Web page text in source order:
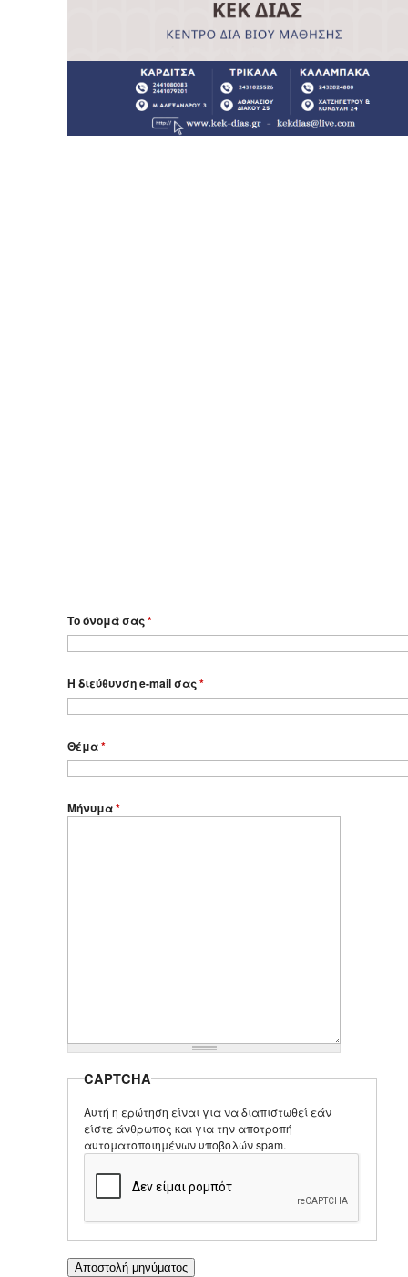
Το όνομά σας*
Η διεύθυνση e-mail σας*
Θέμα*
Μήνυμα*
CAPTCHA
Αυτή η ερώτηση είναι για να διαπιστωθεί εάν
είστε άνθρωπος και για την αποτροπή
αυτοματοποιημένων υποβολών spam.